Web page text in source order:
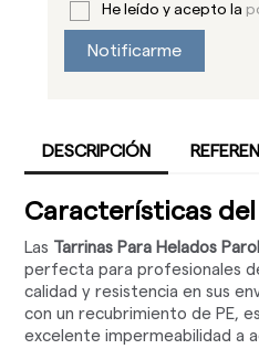
He leído y acepto la
Notificarme
DESCRIPCIÓN
Características
Las Tarrinas Para Helados
perfecta para profesionales
calidad y resistencia en sus
con un recubrimiento de PE,
excelente impermeabilidad a